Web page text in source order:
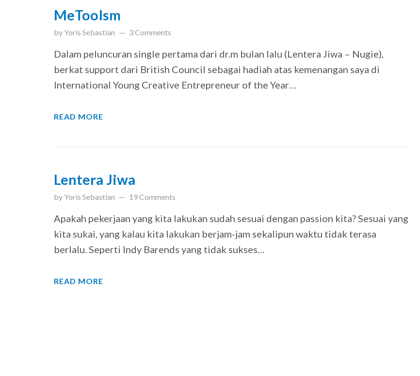
MeTooIsm
by Yoris Sebastian updated onMarch 31, 2019
3 Comments
Dalam peluncuran single pertama dari dr.m bulan lalu (Lentera Jiwa – Nugie),
berkat support dari British Council sebagai hadiah atas kemenangan saya di
International Young Creative Entrepreneur of the Year…
READ MORE
Lentera Jiwa
by Yoris Sebastian updated onMarch 31, 2019
19 Comments
Apakah pekerjaan yang kita lakukan sudah sesuai dengan passion kita? Sesuai yang
kita sukai, yang kalau kita lakukan berjam-jam sekalipun waktu tidak terasa
berlalu. Seperti Indy Barends yang tidak sukses…
READ MORE